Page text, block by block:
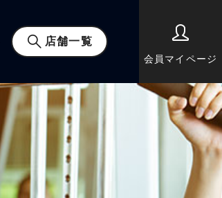
店舗一覧
会員マイページ